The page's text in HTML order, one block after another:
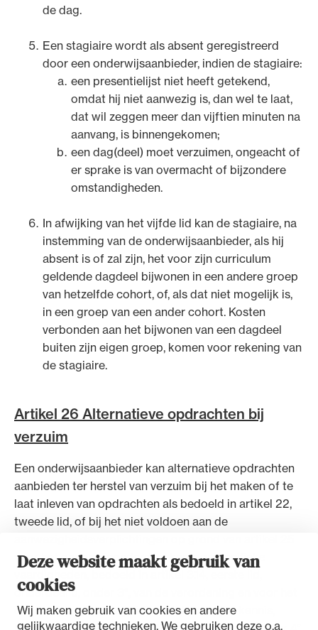
Deze website maakt gebruik van
cookies
Wij maken gebruik van cookies en andere
gelijkwaardige technieken. We gebruiken deze o.a.
de dag.
Een stagiaire wordt als absent geregistreerd
door een onderwijsaanbieder, indien de stagiaire:
een presentielijst niet heeft getekend,
omdat hij niet aanwezig is, dan wel te laat,
dat wil zeggen meer dan vijftien minuten na
aanvang, is binnengekomen;
een dag(deel) moet verzuimen, ongeacht of
er sprake is van overmacht of bijzondere
omstandigheden.
In afwijking van het vijfde lid kan de stagiaire, na
instemming van de onderwijsaanbieder, als hij
absent is of zal zijn, het voor zijn curriculum
geldende dagdeel bijwonen in een andere groep
van hetzelfde cohort, of, als dat niet mogelijk is,
in een groep van een ander cohort. Kosten
verbonden aan het bijwonen van een dagdeel
buiten zijn eigen groep, komen voor rekening van
de stagiaire.
Artikel 26 Alternatieve opdrachten bij
verzuim
Een onderwijsaanbieder kan alternatieve opdrachten
aanbieden ter herstel van verzuim bij het maken of te
laat inleven van opdrachten als bedoeld in artikel 22,
tweede lid, of bij het niet voldoen aan de
voor het onderwijsonderdeel kantoorspecifieke
vaardigheden, bedoeld in artikel 3.14, eerste lid,
onderdeel b, onder 3°, van de verordening en voor het
onderwijsonderdeel juridisch-inhoudelijke kennis,